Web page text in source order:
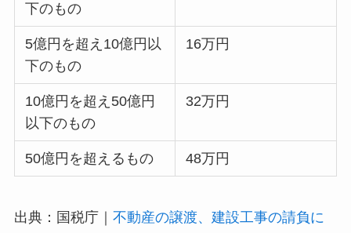
下のもの
5億円を超え10億円以
下のもの
16万円
10億円を超え50億円
以下のもの
32万円
50億円を超えるもの 48万円
出典：国税庁｜ 不動産の譲渡、建設工事の請負に